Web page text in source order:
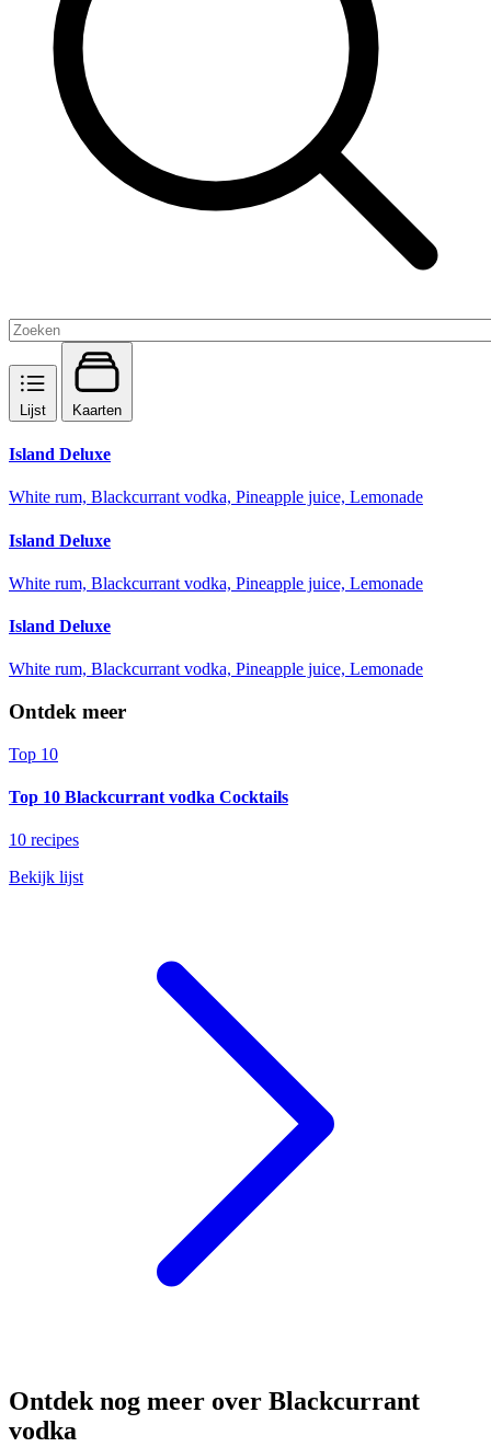
Lijst Kaarten
Island Deluxe
White rum, Blackcurrant vodka, Pineapple juice, Lemonade
Island Deluxe
White rum, Blackcurrant vodka, Pineapple juice, Lemonade
Island Deluxe
White rum, Blackcurrant vodka, Pineapple juice, Lemonade
Ontdek meer
Top 10
Top 10 Blackcurrant vodka Cocktails
10 recipes
Bekijk lijst
Ontdek nog meer over Blackcurrant
vodka